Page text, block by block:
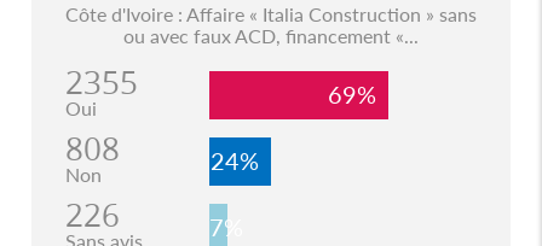
Côte d'Ivoire : Affaire « Italia Construction » sans
ou avec faux ACD, financement «...
2355
Oui 69%
808
Non 24%
226
Sans avis 7%